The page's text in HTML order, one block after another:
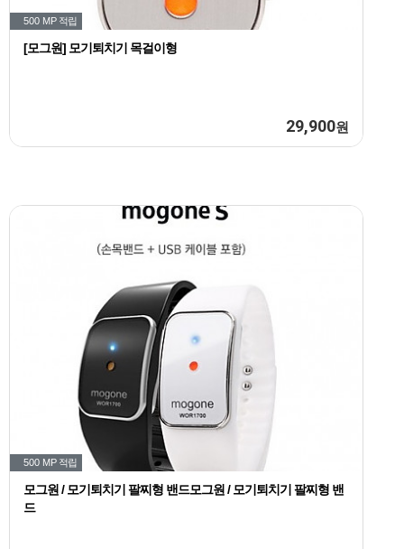
500 MP 적립
[모그원] 모기퇴치기 목걸이형
29,900원
500 MP 적립
모그원 / 모기퇴치기 팔찌형 밴드모그원 / 모기퇴치기 팔찌형 밴
드